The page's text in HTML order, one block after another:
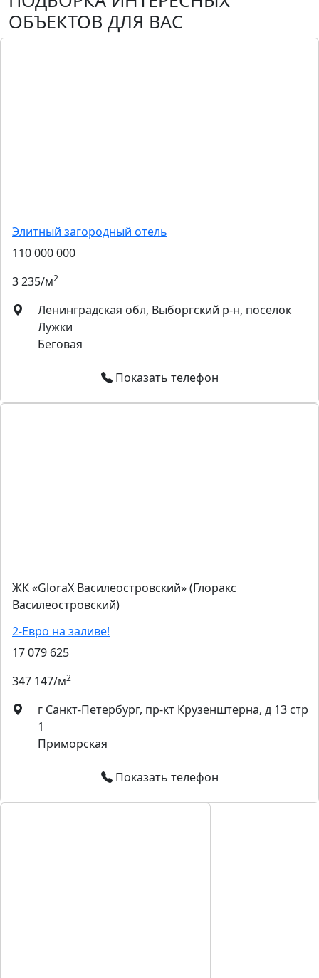
ОБЪЕКТОВ ДЛЯ ВАС
Элитный загородный отель
110 000 000
3 235/м2
Ленинградская обл, Выборгский р-н, поселок
Лужки
Беговая
Показать телефон
ЖК «GloraX Василеостровский» (Глоракс
Василеостровский)
2-Евро на заливе!
17 079 625
347 147/м2
г Санкт-Петербург, пр-кт Крузенштерна, д 13 стр
1
Приморская
Показать телефон